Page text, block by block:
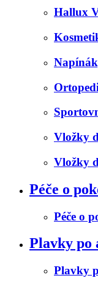
Hallux
Vložky
Vložky
Péče o
Péče o
Plavky po
Plavky